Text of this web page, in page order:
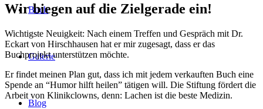
Buch
Galerie
Blog
Wir biegen auf die Zielgerade ein!
Wichtigste Neuigkeit: Nach einem Treffen und Gespräch mit Dr.
Eckart von Hirschhausen hat er mir zugesagt, dass er das
Buchprojekt unterstützen möchte.
Er findet meinen Plan gut, dass ich mit jedem verkauften Buch eine
Spende an “Humor hilft heilen” tätigen will. Die Stiftung fördert die
Arbeit von Klinikclowns, denn: Lachen ist die beste Medizin.